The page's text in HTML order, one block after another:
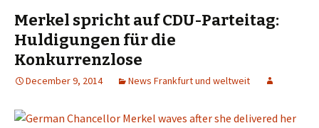
Merkel spricht auf CDU-Parteitag:
Huldigungen für die
Konkurrenzlose
December 9, 2014 News Frankfurt und weltweit